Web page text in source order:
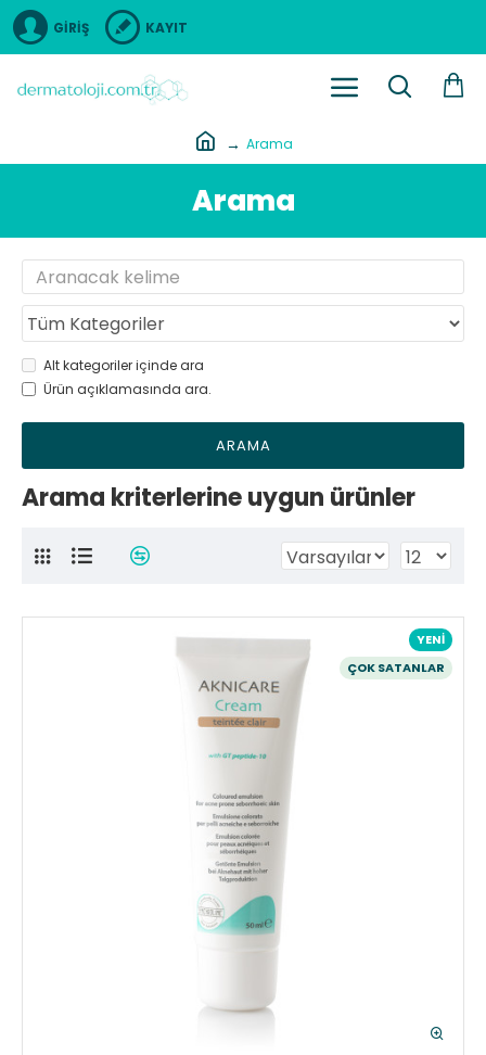
GIRIŞ KAYIT
Arama
Arama
Alt kategoriler içinde ara
Ürün açıklamasında ara.
ARAMA
Arama kriterlerine uygun ürünler
YENI
ÇOK SATANLAR